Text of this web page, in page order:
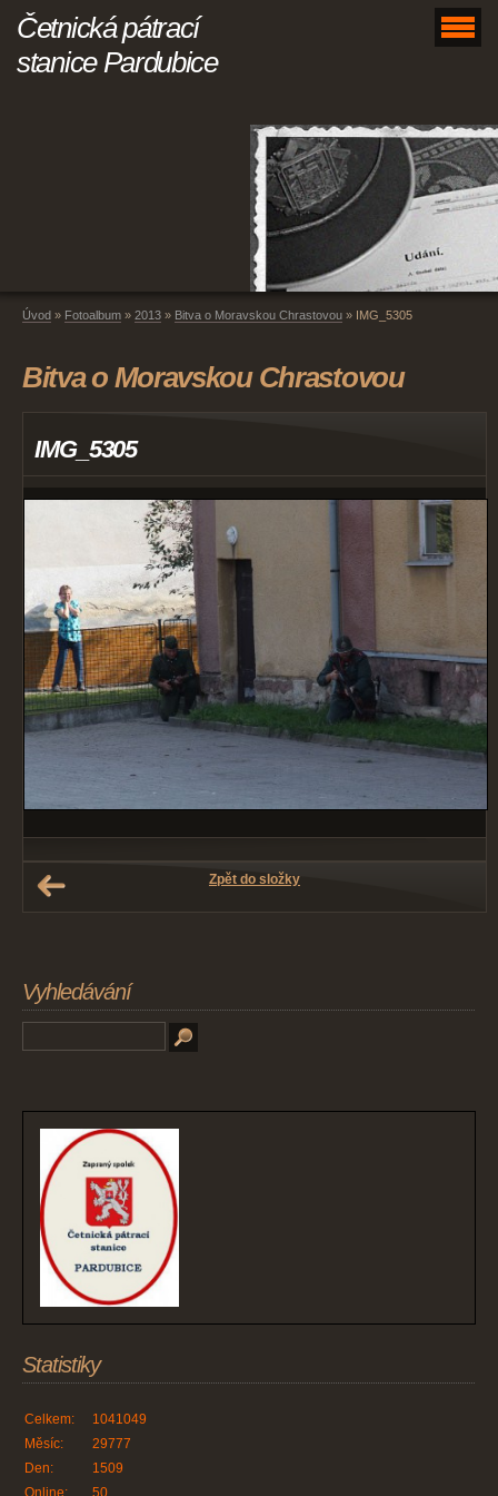
Četnická pátrací
stanice Pardubice
Úvod » Fotoalbum » 2013 » Bitva o Moravskou Chrastovou » IMG_5305
Bitva o Moravskou Chrastovou
IMG_5305
Zpět do složky
Vyhledávání
Statistiky
Online: 50
Celkem:
1041049
Měsíc:
29777
Den:
1509